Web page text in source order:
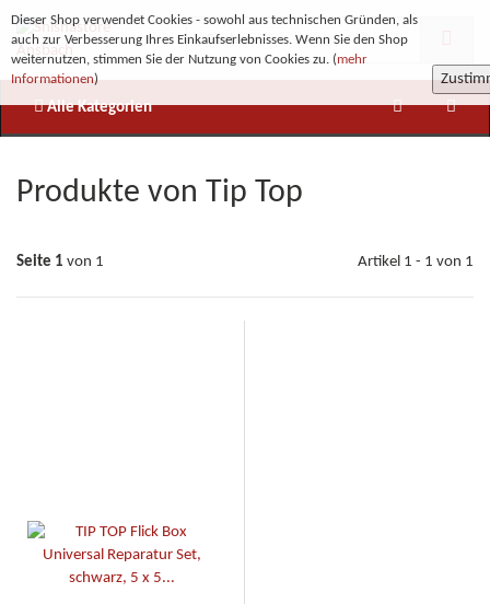
Alle Kategorien
Produkte von Tip Top
Seite 1 von 1 Artikel 1 - 1 von 1
Dieser Shop verwendet Cookies - sowohl aus technischen Gründen, als
auch zur Verbesserung Ihres Einkaufserlebnisses. Wenn Sie den Shop
weiternutzen, stimmen Sie der Nutzung von Cookies zu. (mehr
Informationen)